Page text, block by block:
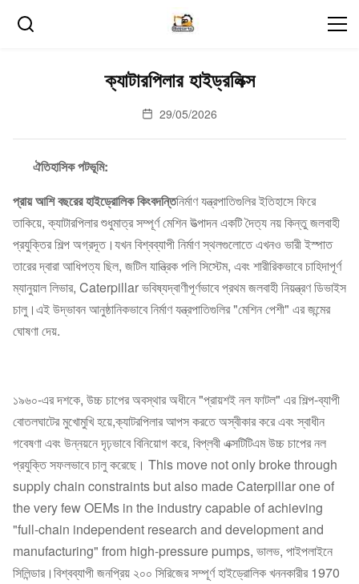
ক্যাটারপিলার হাইড্রলিক্স
29/05/2026
ঐতিহাসিক পটভূমি:
প্রায় আশি বছরের হাইড্রোলিক কিংবদন্তিনির্মাণ যন্ত্রপাতিগুলির ইতিহাসে ফিরে
তাকিয়ে, ক্যাটারপিলার শুধুমাত্র সম্পূর্ণ মেশিন উত্পাদন একটি দৈত্য নয় কিন্তু জলবাহী
প্রযুক্তির শিল্প অগ্রদূত।যখন বিশ্বব্যাপী নির্মাণ স্থলগুলোতে এখনও ভারী ইস্পাত
তারের দ্বারা আধিপত্য ছিল, জটিল যান্ত্রিক পলি সিস্টেম, এবং শারীরিকভাবে চাহিদাপূর্ণ
ম্যানুয়াল লিভার, Caterpillar ভবিষ্যদ্বাণীপূর্ণভাবে প্রথম জলবাহী নিয়ন্ত্রণ ডিভাইস
চালু।এই উদ্ভাবন আনুষ্ঠানিকভাবে নির্মাণ যন্ত্রপাতিগুলির "মেশিন পেশী" এর জন্মের
ঘোষণা দেয়.
১৯৬০-এর দশকে, উচ্চ চাপের অবস্থার অধীনে "প্রায়শই নল ফাটল" এর শিল্প-ব্যাপী
বোতলঘাটের মুখোমুখি হয়ে,ক্যাটরপিলার আপস করতে অস্বীকার করে এবং স্বাধীন
গবেষণা এবং উন্নয়নে দৃঢ়ভাবে বিনিয়োগ করে, বিপ্লবী এক্সটিটিএম উচ্চ চাপের নল
প্রযুক্তি সফলভাবে চালু করেছে। This move not only broke through
supply chain constraints but also made Caterpillar one of
the very few OEMs in the industry capable of achieving
"full-chain independent research and development and
manufacturing" from high-pressure pumps, ভালভ, পাইপলাইনে
সিলিন্ডার।বিশ্বব্যাপী জনপ্রিয় ২০০ সিরিজের সম্পূর্ণ হাইড্রোলিক খননকারীর 1970